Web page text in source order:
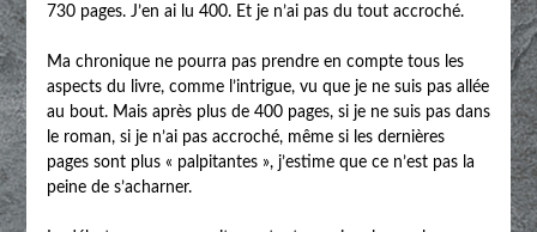
730 pages. J’en ai lu 400. Et je n’ai pas du tout accroché.
Ma chronique ne pourra pas prendre en compte tous les
aspects du livre, comme l’intrigue, vu que je ne suis pas allée
au bout. Mais après plus de 400 pages, si je ne suis pas dans
le roman, si je n’ai pas accroché, même si les dernières
pages sont plus « palpitantes », j’estime que ce n’est pas la
peine de s’acharner.